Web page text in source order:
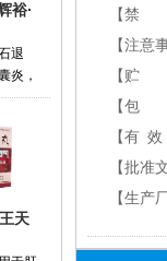
裕·
退
炎，
天
【禁
【注意
【贮
【包
【有
【批准
【生产